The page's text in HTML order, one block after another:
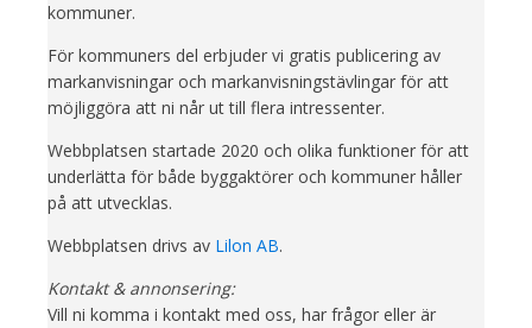
kommuner.
För kommuners del erbjuder vi gratis publicering av
markanvisningar och markanvisningstävlingar för att
möjliggöra att ni når ut till flera intressenter.
Webbplatsen startade 2020 och olika funktioner för att
underlätta för både byggaktörer och kommuner håller
på att utvecklas.
Webbplatsen drivs av Lilon AB.
Kontakt & annonsering:
Vill ni komma i kontakt med oss, har frågor eller är